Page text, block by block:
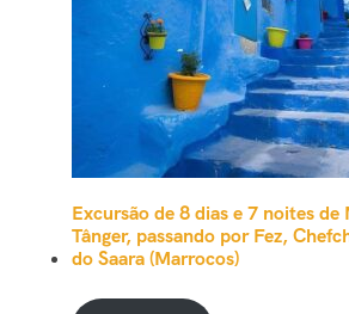
Excursão de 8 dias e 7 noites de
Tânger, passando por Fez,
do Saara (Marrocos)